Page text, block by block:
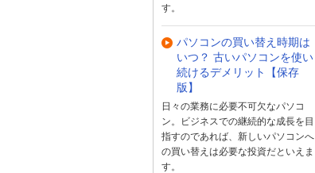
す。
パソコンの買い替え時期は
いつ？ 古いパソコンを使い
続けるデメリット【保存
版】
日々の業務に必要不可欠なパソコ
ン。ビジネスでの継続的な成長を目
指すのであれば、新しいパソコンへ
の買い替えは必要な投資だといえま
す。